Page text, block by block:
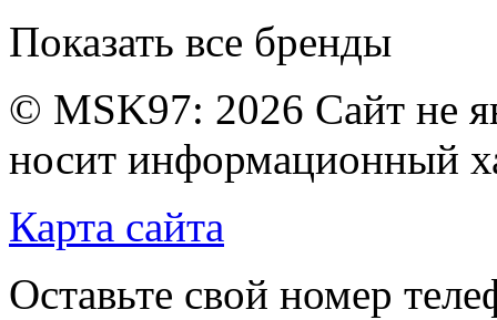
Показать все бренды
© MSK97: 2026 Сайт не
носит информационный
Карта сайта
Оставьте свой номер